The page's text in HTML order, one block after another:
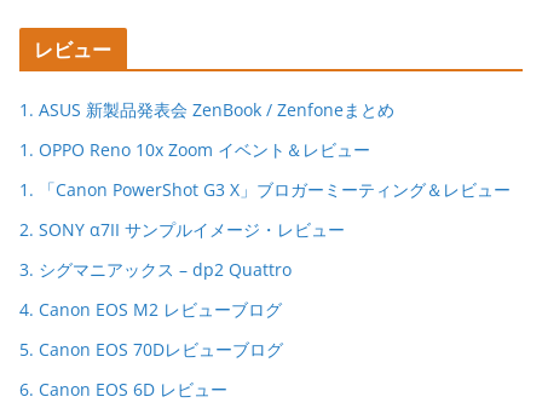
レビュー
1. ASUS 新製品発表会 ZenBook / Zenfoneまとめ
1. OPPO Reno 10x Zoom イベント＆レビュー
1. 「Canon PowerShot G3 X」ブロガーミーティング＆レビュー
2. SONY α7II サンプルイメージ・レビュー
3. シグマニアックス – dp2 Quattro
4. Canon EOS M2 レビューブログ
5. Canon EOS 70Dレビューブログ
6. Canon EOS 6D レビュー